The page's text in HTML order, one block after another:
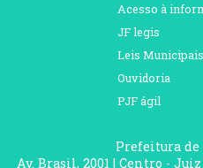
Acesso à
JF legis
Leis Municipais
Ouvidoria
PJF ágil
Prefeitura de
Av. Brasil, 2001 | Centro - Juiz